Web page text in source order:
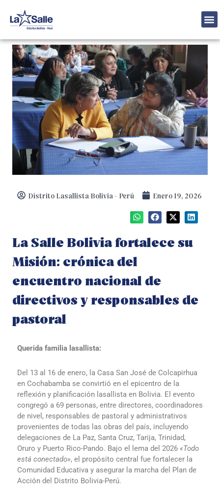
content
Distrito Lasallista Bolivia - Perú Enero 19, 2026
La Salle Bolivia fortalece su
Misión: crónica del
encuentro nacional de
directivos y responsables de
pastoral
Querida familia lasallista:
Del 13 al 16 de enero, la Casa San José de Colcapirhua
en Cochabamba se convirtió en el epicentro de la
reflexión y planificación lasallista en Bolivia. El evento
congregó a 69 personas, entre directores, coordinadores
de nivel, responsables de pastoral y administrativos
provenientes de todas las obras del país, incluyendo
delegaciones de La Paz, Santa Cruz, Tarija, Trinidad,
Oruro y Puerto Rico-Pando. Bajo el lema del 2026 «Todo
está conectado», el propósito central fue fortalecer la
Comunidad Educativa y asegurar la marcha del Plan de
Acción del Distrito Bolivia-Perú.